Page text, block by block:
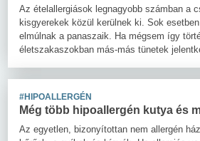
Az ételallergiások legnagyobb számban a
kisgyerekek közül kerülnek ki. Sok esetben
elmúlnak a panaszaik. Ha mégsem így
életszakaszokban más-más tünetek
#HIPOALLERGÉN
Még több hipoallergén kutya és
Az egyetlen, bizonyítottan nem allergén